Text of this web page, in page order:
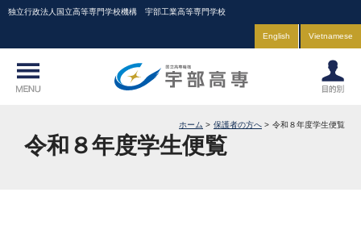
独立行政法人国立高等専門学校機構 宇部工業高等専門学校
English Vietnamese
ホーム 保護者の方へ 令和８年度学生便覧
令和８年度学生便覧